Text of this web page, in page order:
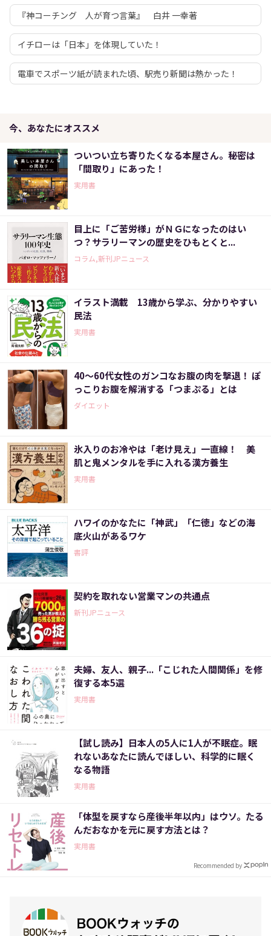
『神コーチング 人が育つ言葉』 白井 一幸著
イチローは「日本」を体現していた！
電車でスポーツ紙が読まれた頃、駅売り新聞は熱かった！
今、あなたにオススメ
ついつい立ち寄りたくなる本屋さん。秘密は
「間取り」にあった！
実用書
目上に「ご苦労様」がＮＧになったのはい
つ？サラリーマンの歴史をひもとくと...
コラム,新刊JPニュース
イラスト満載 13歳から学ぶ、分かりやすい
民法
実用書
40～60代女性のガンコなお腹の肉を撃退！ ぽ
っこりお腹を解消する「つまぷる」とは
ダイエット
氷入りのお冷やは「老け見え」一直線！ 美
肌と鬼メンタルを手に入れる漢方養生
実用書
ハワイのかなたに「神武」「仁徳」などの海
底火山があるワケ
書評
契約を取れない営業マンの共通点
新刊JPニュース
夫婦、友人、親子...「こじれた人間関係」を修
復する本5選
実用書
【試し読み】日本人の5人に1人が不眠症。眠
れないあなたに読んでほしい、科学的に眠く
なる物語
実用書
「体型を戻すなら産後半年以内」はウソ。たる
んだおなかを元に戻す方法とは？
実用書
Recommended by